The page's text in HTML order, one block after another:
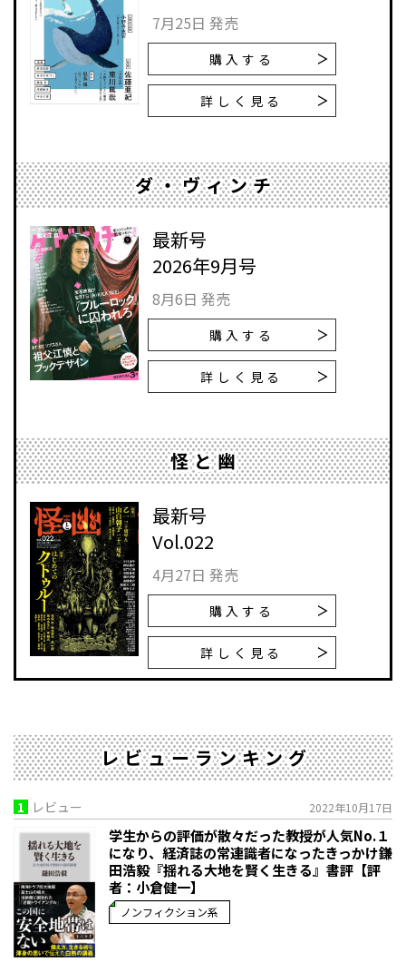
7月25日 発売
購入する
詳しく見る
ダ・ヴィンチ
最新号
2026年9月号
8月6日 発売
購入する
詳しく見る
怪と幽
最新号
Vol.022
4月27日 発売
購入する
詳しく見る
レビューランキング
1 レビュー 2022年10月17日
学生からの評価が散々だった教授が人気No.１
になり、経済誌の常連識者になったきっかけ――鎌
田浩毅『揺れる大地を賢く生きる』書評【評
者：小倉健一】
ノンフィクション系